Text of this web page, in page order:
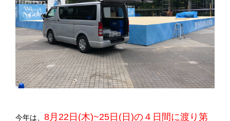
今年は、 8月22日(木)~25日(日)の４日間に渡り第